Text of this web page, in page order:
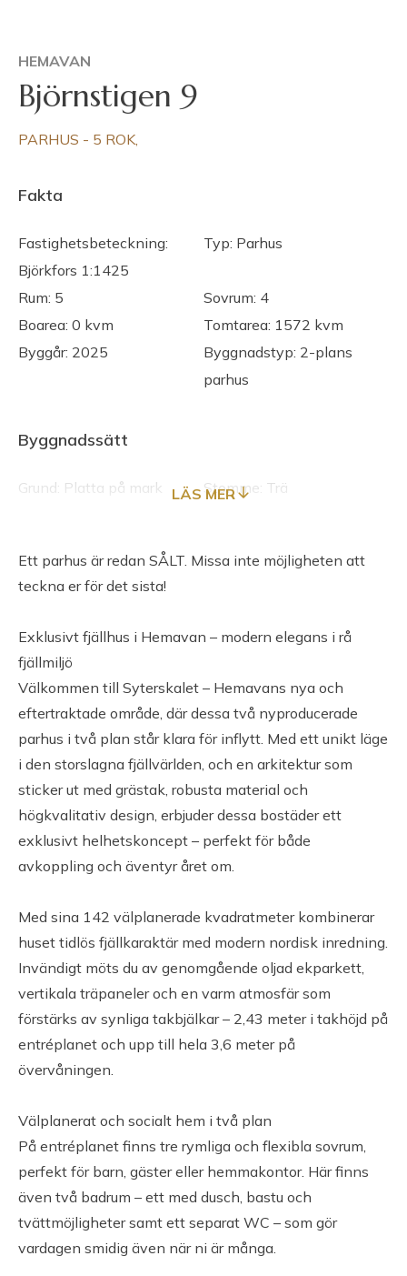
HEMAVAN
Björnstigen 9
PARHUS - 5 ROK,
Fakta
Fastighetsbeteckning:
Björkfors 1:1425
Typ: Parhus
Rum: 5
Sovrum: 4
Boarea: 0 kvm
Tomtarea: 1572 kvm
Byggår: 2025
Byggnadstyp: 2-plans
parhus
Byggnadssätt
Grund: Platta på mark
Stomme: Trä
Lackerad plåt
frånluft med
Vatten och avlopp:
Kommunalt avlopp och
kommunalt vatten
Uppvärmning:
Frånluftsvärmepump och
kamin
TV- och internetanslutning
Internet: Internet: Fiber är anslutning till tomtgräns.
(Sumnet)
Övriga byggnader
Kallgarage om ca 16,22kvm
Ekonomi
Driftkostnad: ca 17 000 kr/år.
Uppvärmning: 15 000 kr/år.
Samfällighetsavgift: 2 000 SEK/år.
Beräkning ligger på ca 7443 kwh/år.
Taxeringsvärde
LÄS MER
Ett parhus är redan SÅLT. Missa inte möjligheten att
teckna er för det sista!
Exklusivt fjällhus i Hemavan – modern elegans i rå
fjällmiljö
Välkommen till Syterskalet – Hemavans nya och
eftertraktade område, där dessa två nyproducerade
parhus i två plan står klara för inflytt. Med ett unikt läge
i den storslagna fjällvärlden, och en arkitektur som
sticker ut med grästak, robusta material och
högkvalitativ design, erbjuder dessa bostäder ett
exklusivt helhetskoncept – perfekt för både
avkoppling och äventyr året om.
Med sina 142 välplanerade kvadratmeter kombinerar
huset tidlös fjällkaraktär med modern nordisk inredning.
Invändigt möts du av genomgående oljad ekparkett,
vertikala träpaneler och en varm atmosfär som
förstärks av synliga takbjälkar – 2,43 meter i takhöjd på
entréplanet och upp till hela 3,6 meter på
övervåningen.
Välplanerat och socialt hem i två plan
På entréplanet finns tre rymliga och flexibla sovrum,
perfekt för barn, gäster eller hemmakontor. Här finns
även två badrum – ett med dusch, bastu och
tvättmöjligheter samt ett separat WC – som gör
vardagen smidig även när ni är många.